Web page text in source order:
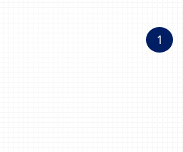
以先以手腕護具保護或增生治療
6至8周，讓身體自然修復，但若
部長指出，由於偏頭痛常讓患者
團隊一直希望能找出可控制偏頭
時，體內器官像浸在糖水中，肝
態。所幸發現時肝癌期數介於1-
1